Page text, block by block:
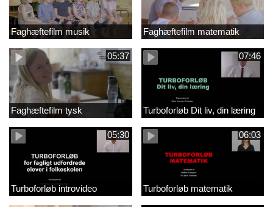
Faghæftefilm musik Faghæftefilm matematik
05:37
Faghæftefilm tysk
07:46
Turboforløb Dit liv, din læring
05:30
Turboforløb introvideo
06:03
Turboforløb matematik